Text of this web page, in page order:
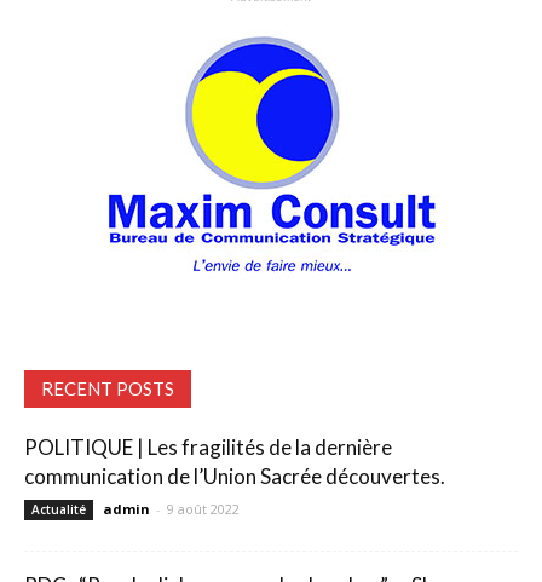
RECENT POSTS
POLITIQUE | Les fragilités de la dernière
communication de l’Union Sacrée découvertes.
Actualité admin - 9 août 2022